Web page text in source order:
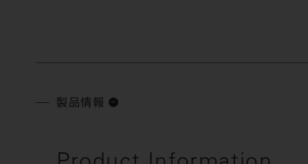
製品情報